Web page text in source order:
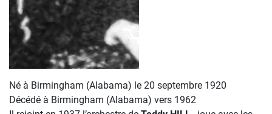
Né à Birmingham (Alabama) le 20 septembre 1920
Décédé à Birmingham (Alabama) vers 1962